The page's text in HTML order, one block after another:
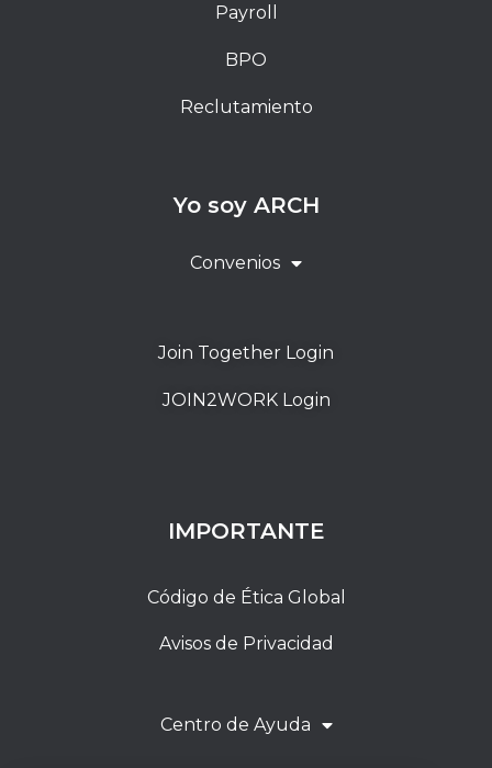
Payroll
BPO
Reclutamiento
Yo soy ARCH
Convenios
Join Together Login
JOIN2WORK Login
IMPORTANTE
Código de Ética Global
Avisos de Privacidad
Centro de Ayuda